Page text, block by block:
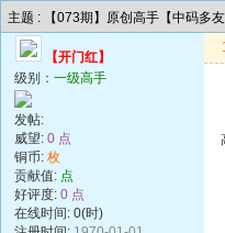
主题 : 【073期】原创高手【中码多
【开门红】
级别： 一级高手
发帖:
威望: 0 点
铜币: 枚
贡献值: 点
好评度: 0 点
在线时间: 0(时)